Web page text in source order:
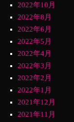
2022年10月
2022年8月
2022年6月
2022年5月
2022年4月
2022年3月
2022年2月
2022年1月
2021年12月
2021年11月